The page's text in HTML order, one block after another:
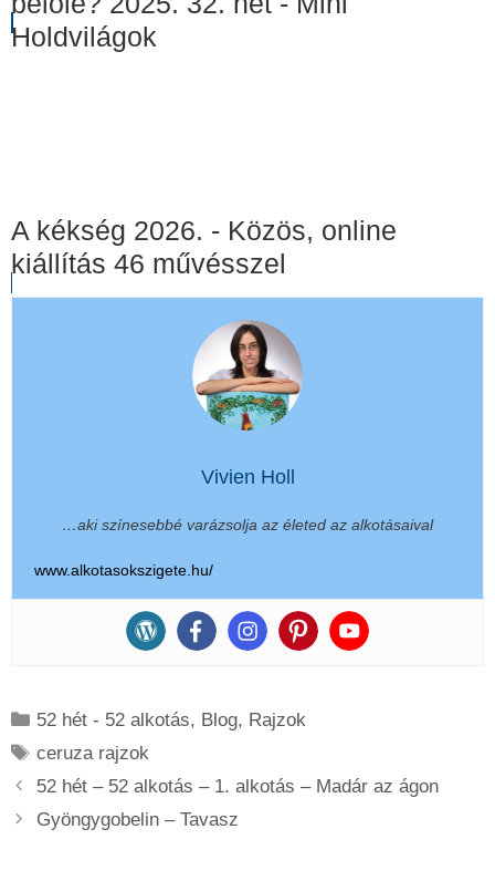
Holdvilágok
A kékség 2026. - Közös, online
kiállítás 46 művésszel
Vivien Holl
…aki színesebbé varázsolja az életed az alkotásaival
www.alkotasokszigete.hu/
Kategória
52 hét - 52 alkotás, Blog, Rajzok
Címkék
ceruza rajzok
52 hét – 52 alkotás – 1. alkotás – Madár az ágon
Gyöngygobelin – Tavasz